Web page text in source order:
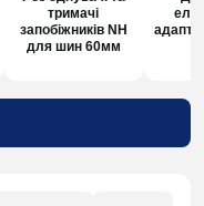
тримачі
запобіжників NH
для шин 60мм